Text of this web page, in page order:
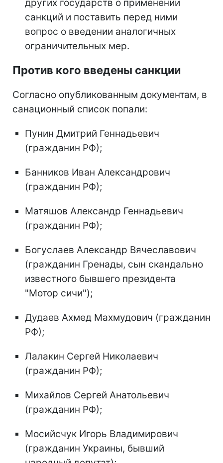
других государств о применении
санкций и поставить перед ними
вопрос о введении аналогичных
ограничительных мер.
Против кого введены санкции
Согласно опубликованным документам, в
санационный список попали:
Пунин Дмитрий Геннадьевич
(гражданин РФ);
Банников Иван Александрович
(гражданин РФ);
Матяшов Александр Геннадьевич
(гражданин РФ);
Богуслаев Александр Вячеславович
(гражданин Гренады, сын скандально
известного бывшего президента
"Мотор сичи");
Дудаев Ахмед Махмудович (гражданин
РФ);
Лалакин Сергей Николаевич
(гражданин РФ);
Михайлов Сергей Анатольевич
(гражданин РФ);
Мосийсчук Игорь Владимирович
(гражданин Украины, бывший